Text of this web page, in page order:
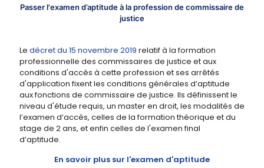
Passer l'examen d’aptitude à la profession de commissaire de
justice
Le décret du 15 novembre 2019 relatif à la formation
professionnelle des commissaires de justice et aux
conditions d'accès à cette profession et ses arrêtés
d'application fixent les conditions générales d’aptitude
aux fonctions de commissaire de justice. Ils définissent le
niveau d'étude requis, un master en droit, les modalités de
l’examen d’accès, celles de la formation théorique et du
stage de 2 ans, et enfin celles de l'examen final
d’aptitude.
En savoir plus sur l'examen d'aptitude